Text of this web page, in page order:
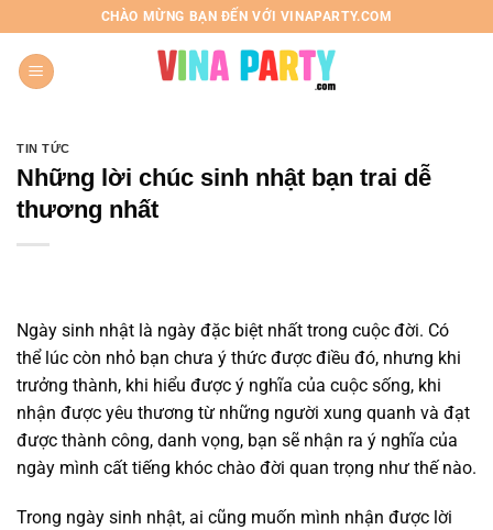
đến
nội
dung
CHÀO MỪNG BẠN ĐẾN VỚI VINAPARTY.COM
TIN TỨC
Những lời chúc sinh nhật bạn trai dễ
thương nhất
Ngày sinh nhật là ngày đặc biệt nhất trong cuộc đời. Có
thể lúc còn nhỏ bạn chưa ý thức được điều đó, nhưng khi
trưởng thành, khi hiểu được ý nghĩa của cuộc sống, khi
nhận được yêu thương từ những người xung quanh và đạt
được thành công, danh vọng, bạn sẽ nhận ra ý nghĩa của
ngày mình cất tiếng khóc chào đời quan trọng như thế nào.
Trong ngày sinh nhật, ai cũng muốn mình nhận được lời